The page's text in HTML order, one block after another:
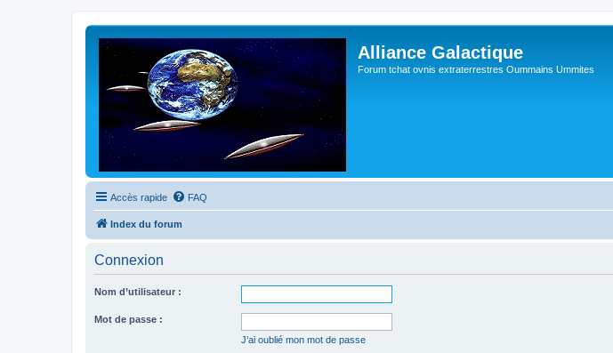
Alliance Galactique
Forum tchat ovnis extraterrestres Oummains Ummites
Accès rapide FAQ
Index du forum
Connexion
Nom d’utilisateur :
Mot de passe :
J’ai oublié mon mot de passe